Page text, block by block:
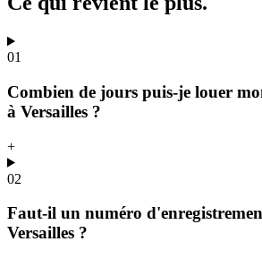
01
Combien de jours puis-je louer
à Versailles ?
+
02
Faut-il un numéro
Versailles ?